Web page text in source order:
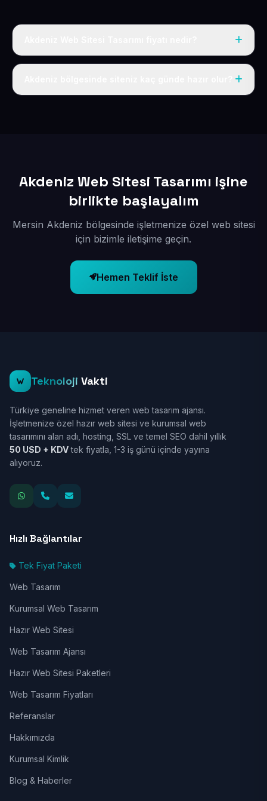
Tek fiyat uygulanır: yıllık 50 USD + KDV. Bu bedele alan
Akdeniz Web Sitesi Tasarımı işine
birlikte başlayalım
Mersin Akdeniz bölgesinde işletmenize özel web sitesi
için bizimle iletişime geçin.
Hemen Teklif İste
Teknoloji Vakti
Türkiye geneline hizmet veren web tasarım ajansı.
İşletmenize özel hazır web sitesi ve kurumsal web
tasarımını alan adı, hosting, SSL ve temel SEO dahil yıllık
50 USD + KDVtek fiyatla, 1-3 iş günü içinde yayına
alıyoruz.
Hızlı Bağlantılar
Tek Fiyat Paketi
Web Tasarım
Kurumsal Web Tasarım
Hazır Web Sitesi
Web Tasarım Ajansı
Hazır Web Sitesi Paketleri
Web Tasarım Fiyatları
Referanslar
Hakkımızda
Kurumsal Kimlik
Blog & Haberler